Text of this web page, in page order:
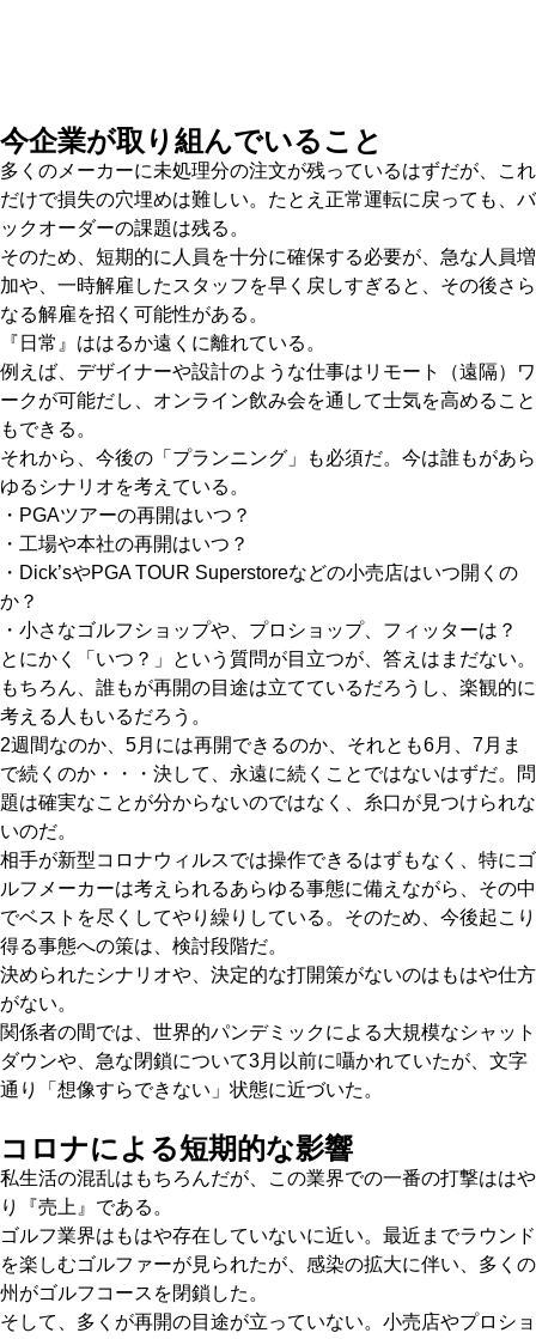
今企業が取り組んでいること
多くのメーカーに未処理分の注文が残っているはずだが、これ
だけで損失の穴埋めは難しい。たとえ正常運転に戻っても、バ
ックオーダーの課題は残る。
そのため、短期的に人員を十分に確保する必要が、急な人員増
加や、一時解雇したスタッフを早く戻しすぎると、その後さら
なる解雇を招く可能性がある。
『日常』ははるか遠くに離れている。
例えば、デザイナーや設計のような仕事はリモート（遠隔）ワ
ークが可能だし、オンライン飲み会を通して士気を高めること
もできる。
それから、今後の「プランニング」も必須だ。今は誰もがあら
ゆるシナリオを考えている。
・PGAツアーの再開はいつ？
・工場や本社の再開はいつ？
・Dick’sやPGA TOUR Superstoreなどの小売店はいつ開くの
か？
・小さなゴルフショップや、プロショップ、フィッターは？
とにかく「いつ？」という質問が目立つが、答えはまだない。
もちろん、誰もが再開の目途は立てているだろうし、楽観的に
考える人もいるだろう。
2週間なのか、5月には再開できるのか、それとも6月、7月ま
で続くのか・・・決して、永遠に続くことではないはずだ。問
題は確実なことが分からないのではなく、糸口が見つけられな
いのだ。
相手が新型コロナウィルスでは操作できるはずもなく、特にゴ
ルフメーカーは考えられるあらゆる事態に備えながら、その中
でベストを尽くしてやり繰りしている。そのため、今後起こり
得る事態への策は、検討段階だ。
決められたシナリオや、決定的な打開策がないのはもはや仕方
がない。
関係者の間では、世界的パンデミックによる大規模なシャット
ダウンや、急な閉鎖について3月以前に囁かれていたが、文字
通り「想像すらできない」状態に近づいた。
コロナによる短期的な影響
私生活の混乱はもちろんだが、この業界での一番の打撃ははや
り『売上』である。
ゴルフ業界はもはや存在していないに近い。最近までラウンド
を楽しむゴルファーが見られたが、感染の拡大に伴い、多くの
州がゴルフコースを閉鎖した。
そして、多くが再開の目途が立っていない。小売店やプロショ